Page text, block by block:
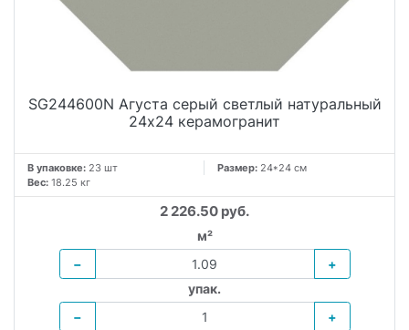
SG244600N Агуста серый светлый натуральный
24х24 керамогранит
В упаковке: 23 шт Размер: 24*24 см
Вес: 18.25 кг
2 226.50 руб.
м²
−
+
упак.
−
+